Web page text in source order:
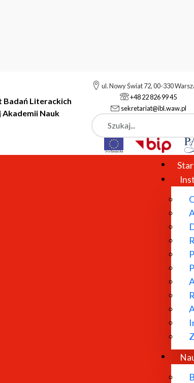
Badań Literackich
Akademii Nauk
ul. Nowy Świat 72, 00-330
+48 22 826 99 45
sekretariat@ibl.waw.pl
Szukaj
Badań Literackich PAN został powołany
w Instytucie jest historia literatury
a także rozbudowane prace
leksykograficzne oraz